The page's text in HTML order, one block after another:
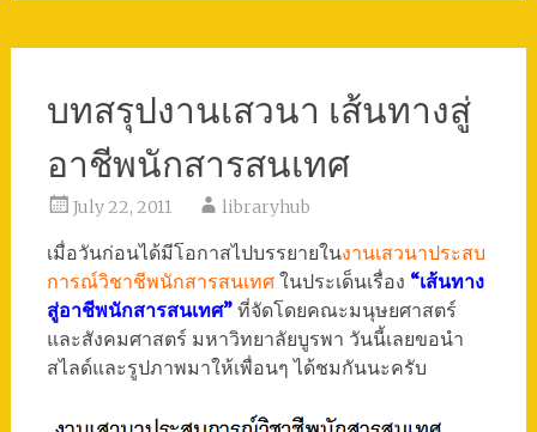
บทสรุปงานเสวนา เส้นทางสู่
อาชีพนักสารสนเท​ศ
July 22, 2011 libraryhub
เมื่อวันก่อนได้มีโอกาสไปบรรยายในงานเสวนาประสบ
การณ์วิช​าชีพนักสารสนเทศในประเด็นเรื่อง “เส้นทาง
สู่อาชีพนักสารสนเท​ศ”ที่จัดโดยคณะมนุษยศาสตร์
และสังคมศาสต​ร์ มหาวิทยาลัยบูรพา วันนี้เลยขอนำ
สไลด์และรูปภาพมาให้เพื่อนๆ ได้ชมกันนะครับ